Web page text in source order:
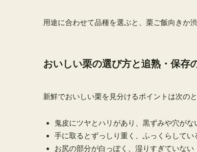
用途に合わせて品種を選ぶと、栗ご飯向きか
おいしい栗の選び方と追熟・保存
新鮮でおいしい栗を見分けるポイントは次のと
鬼皮にツヤとハリがあり、黒ずみや穴がな
手に取るとずっしり重く、ふっくらしてい
お尻の部分が白っぽく、湿りすぎていない